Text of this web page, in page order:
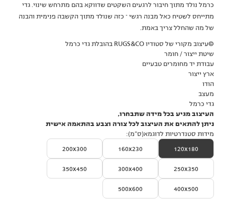
כרמל נולד מתוך חיבור לרגעים השקטים שדווקא בהם מתרחש שינוי. גדי
מתייחס לשטיח כאל מבנה רגשי – כזה שנולד מתוך הקשבה פנימית והבנה
של מה שהחלל צריך באמת.
©עיצוב מקורי של סטודיו RUGS&CO בהובלת גדי כרמל
שיטת ייצור / חומר
עבודת יד מחומרים טבעיים
ארץ ייצור
הודו
מעצב
גדי כרמל
העיצוב מגיע בכל מידה שתבחרו,
ניתן להתאים את העיצוב לכל צורה וצבע בהתאמה אישית
מידות סטנדרטיות לדוגמא(ס״מ):
120x180
160x230
200x300
250x350
300x400
350x450
400x500
500x600